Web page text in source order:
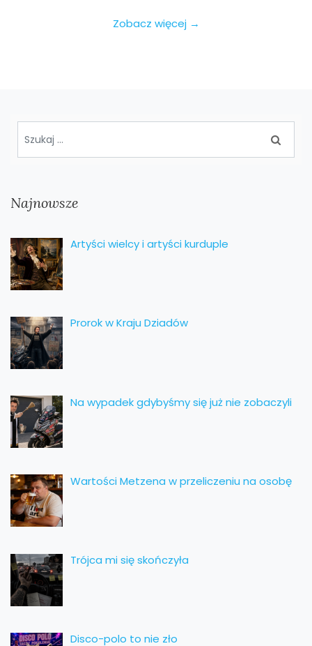
Zobacz więcej →
Najnowsze
Artyści wielcy i artyści kurduple
Prorok w Kraju Dziadów
Na wypadek gdybyśmy się już nie zobaczyli
Wartości Metzena w przeliczeniu na osobę
Trójca mi się skończyła
Disco-polo to nie zło